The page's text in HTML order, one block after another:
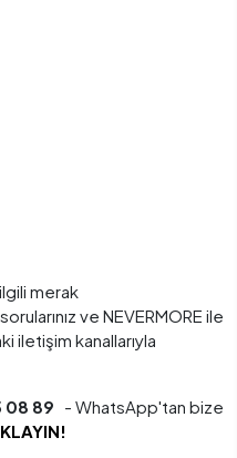
merak
ve NEVERMORE ile
iletişim kanallarıyla
08 89 - WhatsApp'tan bize